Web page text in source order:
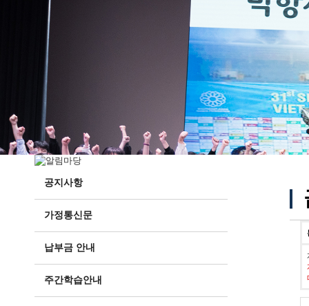
학교 CI
교직원현황
학생현황
위치/전화
전경사진
공지사항
가정통신문
납부금 안내
주간학습안내